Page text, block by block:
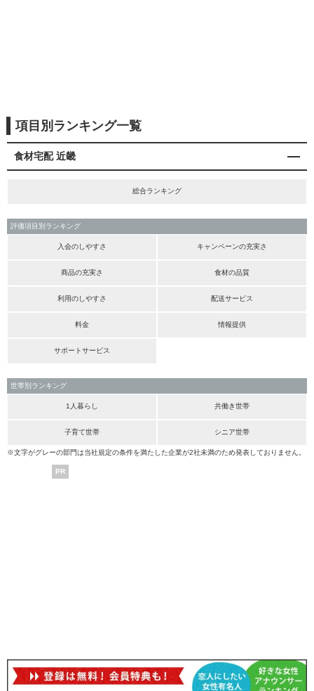
項目別ランキング一覧
食材宅配 近畿
総合ランキング
評価項目別ランキング
入会のしやすさ キャンペーンの充実さ
商品の充実さ 食材の品質
利用のしやすさ 配送サービス
料金 情報提供
サポートサービス
世帯別ランキング
1人暮らし 共働き世帯
子育て世帯 シニア世帯
※文字がグレーの部門は当社規定の条件を満たした企業が2社未満のため発表しておりません。
PR